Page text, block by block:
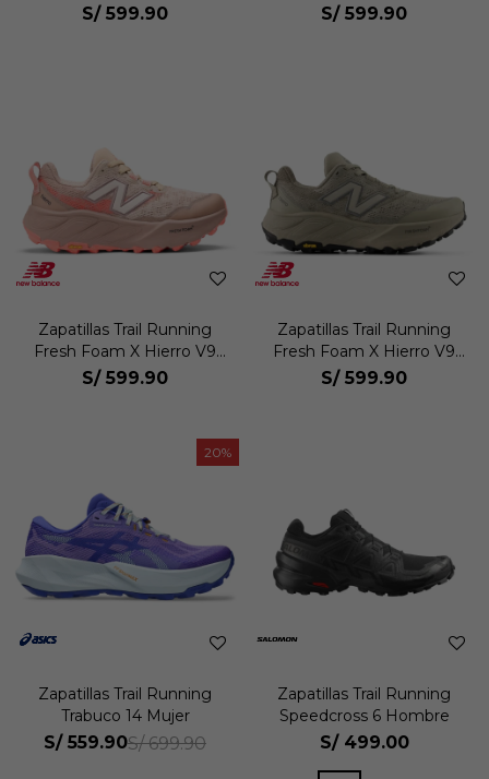
S/ 599.90 S/ 599.90
Zapatillas Trail Running
Fresh Foam X Hierro V9
Mujer
S/ 599.90
Zapatillas Trail Running
Fresh Foam X Hierro V9
Mujer
S/ 599.90
20
Zapatillas Trail Running
Trabuco 14 Mujer
S/ 559.90S/ 699.90
Zapatillas Trail Running
Speedcross 6 Hombre
S/ 499.00